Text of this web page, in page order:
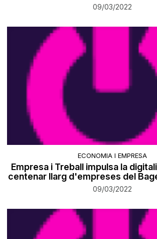
09/03/2022
ECONOMIA I EMPRESA
Empresa i Treball impulsa la
centenar llarg d'empreses del
09/03/2022